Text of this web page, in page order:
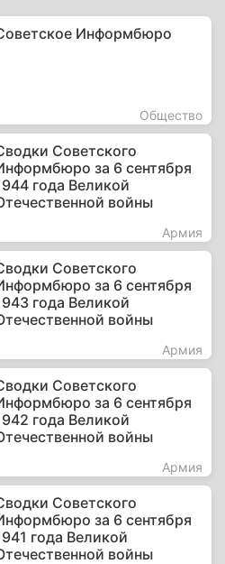
Информбюро
Общество
Советского
за 6 сентября
года Великой
войны
Армия
Советского
за 6 сентября
года Великой
войны
Армия
Советского
за 6 сентября
года Великой
войны
Армия
Советского
за 6 сентября
года Великой
войны